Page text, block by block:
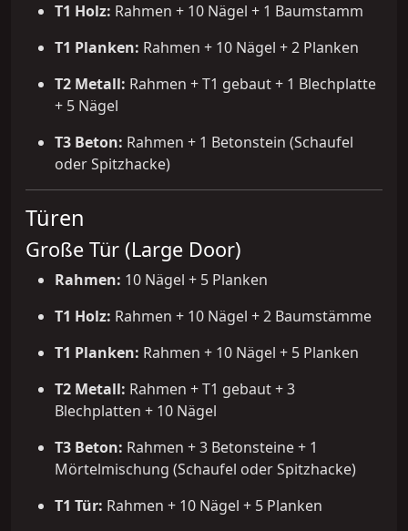
T1 Holz: Rahmen + 10 Nägel + 1 Baumstamm
T1 Planken: Rahmen + 10 Nägel + 2 Planken
T2 Metall: Rahmen + T1 gebaut + 1 Blechplatte
+ 5 Nägel
T3 Beton: Rahmen + 1 Betonstein (Schaufel
oder Spitzhacke)
Türen
Große Tür (Large Door)
Rahmen: 10 Nägel + 5 Planken
T1 Holz: Rahmen + 10 Nägel + 2 Baumstämme
T1 Planken: Rahmen + 10 Nägel + 5 Planken
T2 Metall: Rahmen + T1 gebaut + 3
Blechplatten + 10 Nägel
T3 Beton: Rahmen + 3 Betonsteine + 1
Mörtelmischung (Schaufel oder Spitzhacke)
T1 Tür: Rahmen + 10 Nägel + 5 Planken